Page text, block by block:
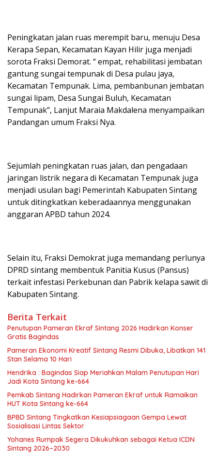
Peningkatan jalan ruas merempit baru, menuju Desa
Kerapa Sepan, Kecamatan Kayan Hilir juga menjadi
sorota Fraksi Demorat. “ empat, rehabilitasi jembatan
gantung sungai tempunak di Desa pulau jaya,
Kecamatan Tempunak. Lima, pembanbunan jembatan
sungai lipam, Desa Sungai Buluh, Kecamatan
Tempunak”, Lanjut Maraia Makdalena menyampaikan
Pandangan umum Fraksi Nya.
Sejumlah peningkatan ruas jalan, dan pengadaan
jaringan listrik negara di Kecamatan Tempunak juga
menjadi usulan bagi Pemerintah Kabupaten Sintang
untuk ditingkatkan keberadaannya menggunakan
anggaran APBD tahun 2024.
Selain itu, Fraksi Demokrat juga memandang perlunya
DPRD sintang membentuk Panitia Kusus (Pansus)
terkait infestasi Perkebunan dan Pabrik kelapa sawit di
Kabupaten Sintang.
Berita Terkait
Penutupan Pameran Ekraf Sintang 2026 Hadirkan Konser
Gratis Bagindas
Pameran Ekonomi Kreatif Sintang Resmi Dibuka, Libatkan 141
Stan Selama 10 Hari
Hendrika : Bagindas Siap Meriahkan Malam Penutupan Hari
Jadi Kota Sintang ke-664
Pemkab Sintang Hadirkan Pameran Ekraf untuk Ramaikan
HUT Kota Sintang ke-664
BPBD Sintang Tingkatkan Kesiapsiagaan Gempa Lewat
Sosialisasi Lintas Sektor
Yohanes Rumpak Segera Dikukuhkan sebagai Ketua ICDN
Sintang 2026–2030